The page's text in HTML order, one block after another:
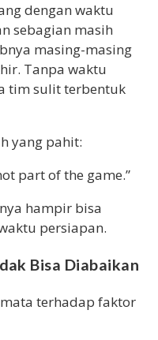
dengan waktu
sebagian masih
masing-masing
Tanpa waktu
tim sulit terbentuk
yang pahit:
part of the game.”
hampir bisa
persiapan.
Bisa Diabaikan
terhadap faktor